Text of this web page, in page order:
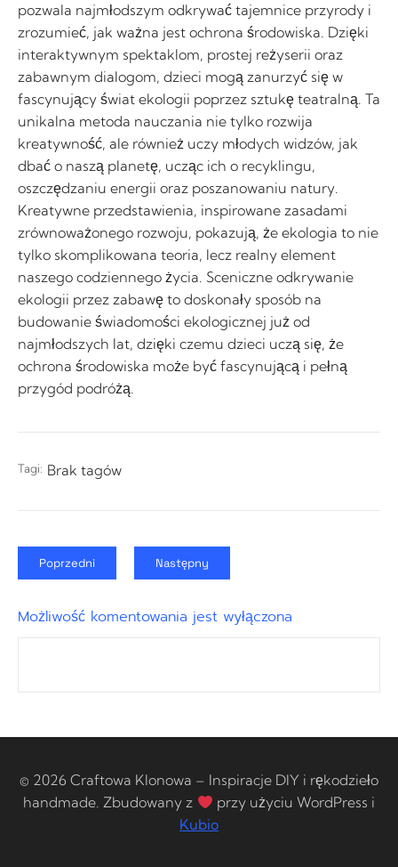
pozwala najmłodszym odkrywać tajemnice przyrody i
zrozumieć, jak ważna jest ochrona środowiska. Dzięki
interaktywnym spektaklom, prostej reżyserii oraz
zabawnym dialogom, dzieci mogą zanurzyć się w
fascynujący świat ekologii poprzez sztukę teatralną. Ta
unikalna metoda nauczania nie tylko rozwija
kreatywność, ale również uczy młodych widzów, jak
dbać o naszą planetę, ucząc ich o recyklingu,
oszczędzaniu energii oraz poszanowaniu natury.
Kreatywne przedstawienia, inspirowane zasadami
zrównoważonego rozwoju, pokazują, że ekologia to nie
tylko skomplikowana teoria, lecz realny element
naszego codziennego życia. Sceniczne odkrywanie
ekologii przez zabawę to doskonały sposób na
budowanie świadomości ekologicznej już od
najmłodszych lat, dzięki czemu dzieci uczą się, że
ochrona środowiska może być fascynującą i pełną
przygód podróżą.
Tagi: Brak tagów
Poprzedni Następny
Możliwość komentowania jest wyłączona
© 2026 Craftowa Klonowa – Inspiracje DIY i rękodzieło
handmade. Zbudowany z
przy użyciu WordPress i
Kubio